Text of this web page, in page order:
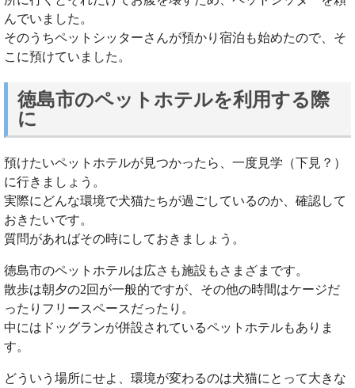
んでいました。
そのうちペットシッターさんが預かり宿泊も始めたので、そ
こに預けていました。
徳島市のペットホテルを利用する際
に
預けたいペットホテルが見つかったら、一度見学（下見？）
に行きましょう。
実際にどんな環境で犬猫たちが過ごしているのか、確認して
おきたいです。
質問があればその時にしておきましょう。
徳島市のペットホテルは広さも施設もさまざまです。
散歩は朝夕の2回が一般的ですが、その他の時間はケージだ
ったりフリースペースだったり。
中にはドッグランが併設されているペットホテルもありま
す。
どういう場所にせよ、環境が変わるのは犬猫にとって大きな